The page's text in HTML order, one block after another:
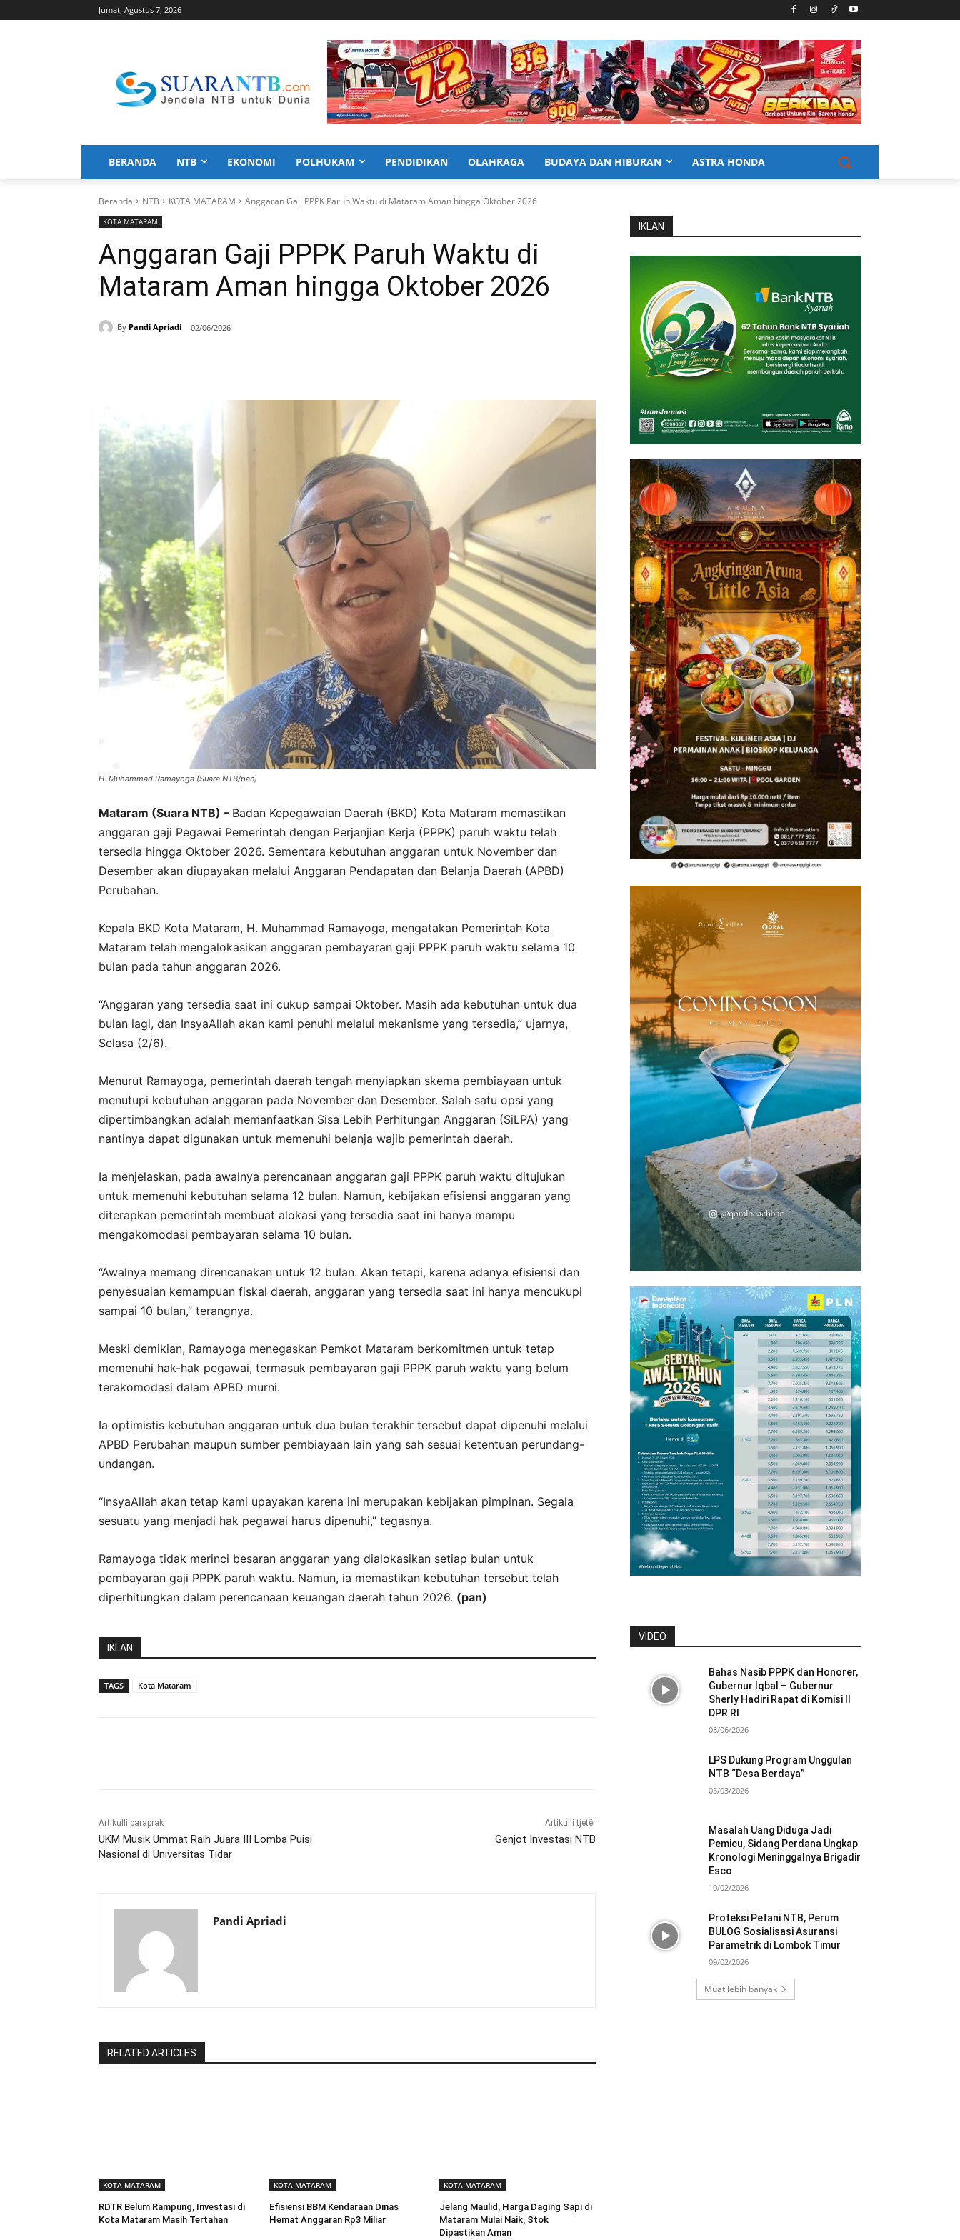
Jumat, Agustus 7, 2026
BERANDA NTB EKONOMI POLHUKAM PENDIDIKAN OLAHRAGA BUDAYA DAN HIBURAN ASTRA HONDA
Beranda NTB KOTA MATARAM Anggaran Gaji PPPK Paruh Waktu di Mataram Aman hingga Oktober 2026
KOTA MATARAM
Anggaran Gaji PPPK Paruh Waktu di
Mataram Aman hingga Oktober 2026
By Pandi Apriadi 02/06/2026
H. Muhammad Ramayoga (Suara NTB/pan)
Mataram (Suara NTB) – Badan Kepegawaian Daerah (BKD) Kota Mataram memastikan
anggaran gaji Pegawai Pemerintah dengan Perjanjian Kerja (PPPK) paruh waktu telah
tersedia hingga Oktober 2026. Sementara kebutuhan anggaran untuk November dan
Desember akan diupayakan melalui Anggaran Pendapatan dan Belanja Daerah (APBD)
Perubahan.
Kepala BKD Kota Mataram, H. Muhammad Ramayoga, mengatakan Pemerintah Kota
Mataram telah mengalokasikan anggaran pembayaran gaji PPPK paruh waktu selama 10
bulan pada tahun anggaran 2026.
“Anggaran yang tersedia saat ini cukup sampai Oktober. Masih ada kebutuhan untuk dua
bulan lagi, dan InsyaAllah akan kami penuhi melalui mekanisme yang tersedia,” ujarnya,
Selasa (2/6).
Menurut Ramayoga, pemerintah daerah tengah menyiapkan skema pembiayaan untuk
menutupi kebutuhan anggaran pada November dan Desember. Salah satu opsi yang
dipertimbangkan adalah memanfaatkan Sisa Lebih Perhitungan Anggaran (SiLPA) yang
nantinya dapat digunakan untuk memenuhi belanja wajib pemerintah daerah.
Ia menjelaskan, pada awalnya perencanaan anggaran gaji PPPK paruh waktu ditujukan
untuk memenuhi kebutuhan selama 12 bulan. Namun, kebijakan efisiensi anggaran yang
diterapkan pemerintah membuat alokasi yang tersedia saat ini hanya mampu
mengakomodasi pembayaran selama 10 bulan.
“Awalnya memang direncanakan untuk 12 bulan. Akan tetapi, karena adanya efisiensi dan
penyesuaian kemampuan fiskal daerah, anggaran yang tersedia saat ini hanya mencukupi
sampai 10 bulan,” terangnya.
Meski demikian, Ramayoga menegaskan Pemkot Mataram berkomitmen untuk tetap
memenuhi hak-hak pegawai, termasuk pembayaran gaji PPPK paruh waktu yang belum
terakomodasi dalam APBD murni.
Ia optimistis kebutuhan anggaran untuk dua bulan terakhir tersebut dapat dipenuhi melalui
APBD Perubahan maupun sumber pembiayaan lain yang sah sesuai ketentuan perundang-
undangan.
“InsyaAllah akan tetap kami upayakan karena ini merupakan kebijakan pimpinan. Segala
sesuatu yang menjadi hak pegawai harus dipenuhi,” tegasnya.
Ramayoga tidak merinci besaran anggaran yang dialokasikan setiap bulan untuk
pembayaran gaji PPPK paruh waktu. Namun, ia memastikan kebutuhan tersebut telah
diperhitungkan dalam perencanaan keuangan daerah tahun 2026. (pan)
IKLAN
TAGS Kota Mataram
Artikulli paraprak
UKM Musik Ummat Raih Juara III Lomba Puisi
Nasional di Universitas Tidar
Artikulli tjetër
Genjot Investasi NTB
Pandi Apriadi
RELATED ARTICLES
KOTA MATARAM
RDTR Belum Rampung, Investasi di
Kota Mataram Masih Tertahan
KOTA MATARAM
Efisiensi BBM Kendaraan Dinas
Hemat Anggaran Rp3 Miliar
KOTA MATARAM
Jelang Maulid, Harga Daging Sapi di
Mataram Mulai Naik, Stok
Dipastikan Aman
IKLAN
VIDEO
Bahas Nasib PPPK dan Honorer,
Gubernur Iqbal – Gubernur
Sherly Hadiri Rapat di Komisi II
DPR RI
08/06/2026
LPS Dukung Program Unggulan
NTB “Desa Berdaya”
05/03/2026
Masalah Uang Diduga Jadi
Pemicu, Sidang Perdana Ungkap
Kronologi Meninggalnya Brigadir
Esco
10/02/2026
Proteksi Petani NTB, Perum
BULOG Sosialisasi Asuransi
Parametrik di Lombok Timur
09/02/2026
Muat lebih banyak